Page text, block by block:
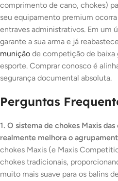
comprimento de cano, chokes)
seu equipamento premium
entraves administrativos. Em um
garante a sua arma e já
munição de competição de baixa
esporte. Comprar conosco é
segurança documental absoluta.
Perguntas
1. O sistema de chokes Maxis
realmente melhora o
chokes Maxis (e Maxis
chokes tradicionais,
muito mais suave para os balins